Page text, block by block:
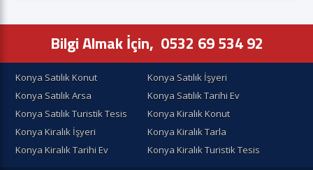
Bilgi Almak İçin, 0532 69 534 92
Konya Satılık Konut
Konya Satılık İşyeri
Konya Satılık Arsa
Konya Satılık Tarihi Ev
Konya Satılık Turistik Tesis
Konya Kiralık Konut
Konya Kiralık İşyeri
Konya Kiralık Tarla
Konya Kiralık Tarihi Ev
Konya Kiralık Turistik Tesis